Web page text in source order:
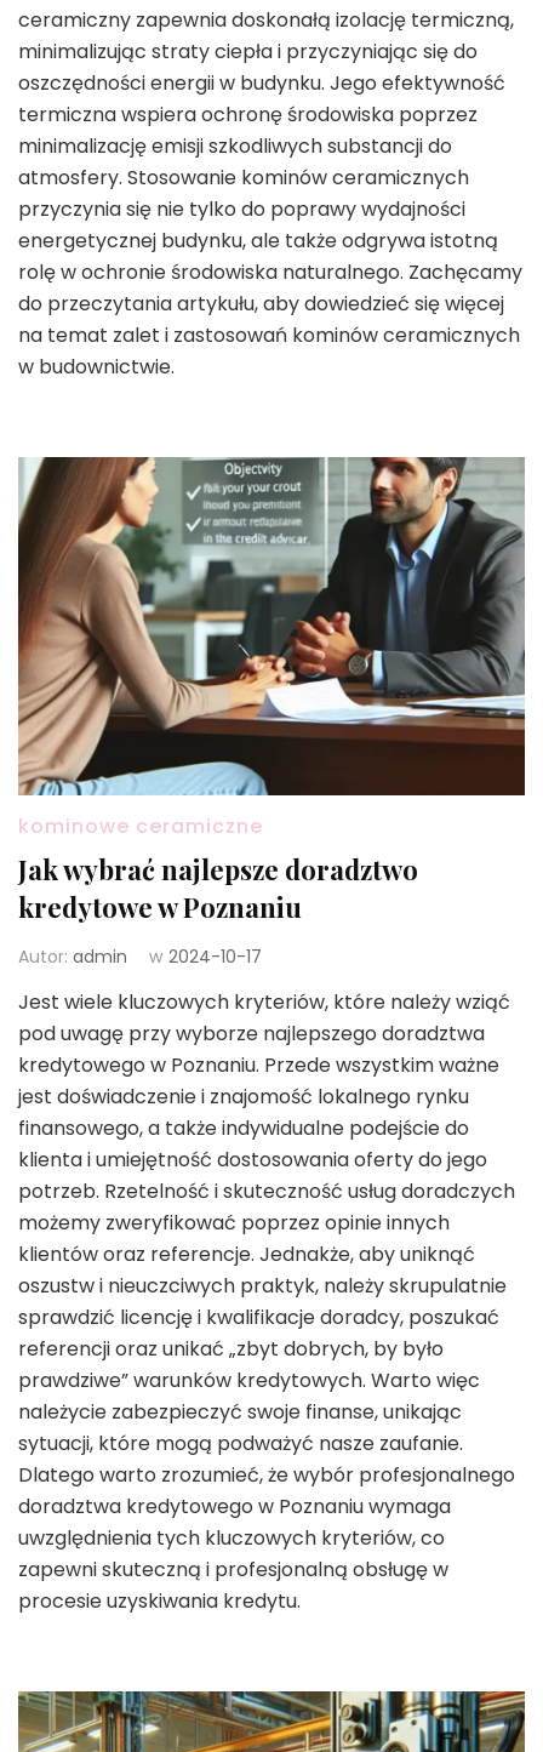
ceramiczny zapewnia doskonałą izolację termiczną,
minimalizując straty ciepła i przyczyniając się do
oszczędności energii w budynku. Jego efektywność
termiczna wspiera ochronę środowiska poprzez
minimalizację emisji szkodliwych substancji do
atmosfery. Stosowanie kominów ceramicznych
przyczynia się nie tylko do poprawy wydajności
energetycznej budynku, ale także odgrywa istotną
rolę w ochronie środowiska naturalnego. Zachęcamy
do przeczytania artykułu, aby dowiedzieć się więcej
na temat zalet i zastosowań kominów ceramicznych
w budownictwie.
kominowe ceramiczne
Jak wybrać najlepsze doradztwo
kredytowe w Poznaniu
Autor: admin w 2024-10-17
Jest wiele kluczowych kryteriów, które należy wziąć
pod uwagę przy wyborze najlepszego doradztwa
kredytowego w Poznaniu. Przede wszystkim ważne
jest doświadczenie i znajomość lokalnego rynku
finansowego, a także indywidualne podejście do
klienta i umiejętność dostosowania oferty do jego
potrzeb. Rzetelność i skuteczność usług doradczych
możemy zweryfikować poprzez opinie innych
klientów oraz referencje. Jednakże, aby uniknąć
oszustw i nieuczciwych praktyk, należy skrupulatnie
sprawdzić licencję i kwalifikacje doradcy, poszukać
referencji oraz unikać „zbyt dobrych, by było
prawdziwe” warunków kredytowych. Warto więc
należycie zabezpieczyć swoje finanse, unikając
sytuacji, które mogą podważyć nasze zaufanie.
Dlatego warto zrozumieć, że wybór profesjonalnego
doradztwa kredytowego w Poznaniu wymaga
uwzględnienia tych kluczowych kryteriów, co
zapewni skuteczną i profesjonalną obsługę w
procesie uzyskiwania kredytu.